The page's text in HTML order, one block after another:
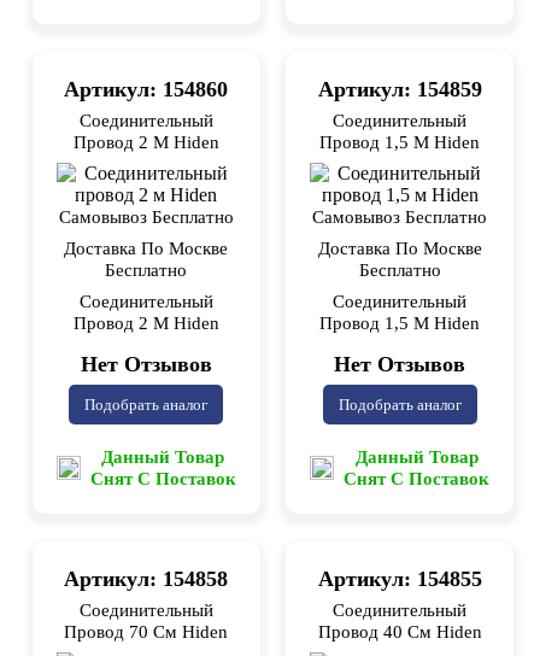
Артикул: 154860
Соединительный
Провод 2 М Hiden
Самовывоз Бесплатно
Доставка По Москве
Бесплатно
Соединительный
Провод 2 М Hiden
Нет Отзывов
Подобрать аналог
Данный Товар
Снят С Поставок
Артикул: 154859
Соединительный
Провод 1,5 М Hiden
Самовывоз Бесплатно
Доставка По Москве
Бесплатно
Соединительный
Провод 1,5 М Hiden
Нет Отзывов
Подобрать аналог
Данный Товар
Снят С Поставок
Артикул: 154858
Соединительный
Провод 70 См Hiden
Артикул: 154855
Соединительный
Провод 40 См Hiden